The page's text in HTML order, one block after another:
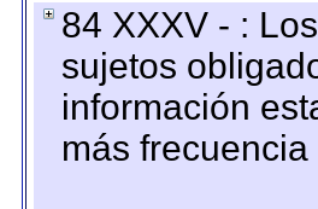
84 XXXV - :
sujetos
información
más